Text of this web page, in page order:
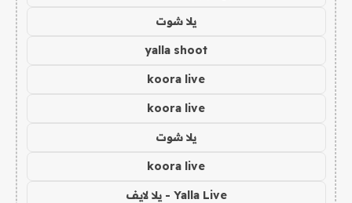
يلا شوت
yalla shoot
koora live
koora live
يلا شوت
koora live
Yalla Live - يلا لايف